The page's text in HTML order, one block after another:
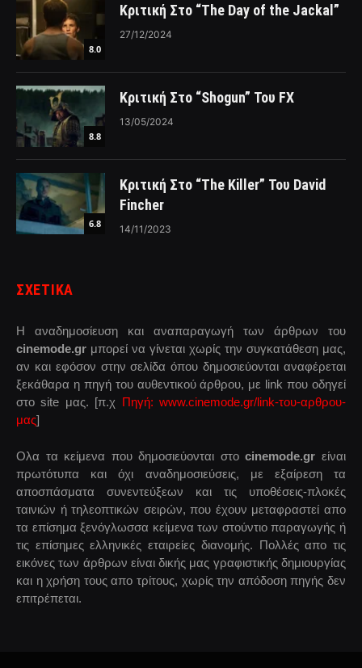
8.0
Κριτική Στο “The Day of the Jackal”
27/12/2024
8.8
Κριτική Στο “Shogun” Του FX
13/05/2024
6.8
Κριτική Στο “The Killer” Του David
Fincher
14/11/2023
ΣΧΕΤΙΚΑ
Η αναδημοσίευση και αναπαραγωγή των άρθρων του
cinemode.gr μπορεί να γίνεται χωρίς την συγκατάθεση μας,
αν και εφόσον στην σελίδα όπου δημοσιεύονται αναφέρεται
ξεκάθαρα η πηγή του αυθεντικού άρθρου, με link που οδηγεί
στο site μας. [π.χ Πηγή: www.cinemode.gr/link-του-αρθρου-
μας]
Ολα τα κείμενα που δημοσιεύονται στοcinemode.gr είναι
πρωτότυπα και όχι αναδημοσιεύσεις, με εξαίρεση τα
αποσπάσματα συνεντεύξεων και τις υποθέσεις-πλοκές
ταινιών ή τηλεοπτικών σειρών, που έχουν μεταφραστεί απο
τα επίσημα ξενόγλωσσα κείμενα των στούντιο παραγωγής ή
τις επίσημες ελληνικές εταιρείες διανομής. Πολλές απο τις
εικόνες των άρθρων είναι δικής μας γραφιστικής δημιουργίας
και η χρήση τους απο τρίτους, χωρίς την απόδοση πηγής δεν
επιτρέπεται.